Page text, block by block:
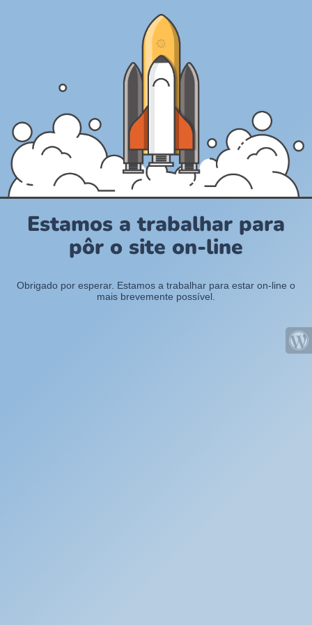
Estamos a trabalhar para
pôr o site on-line
Obrigado por esperar. Estamos a trabalhar para estar on-line o
mais brevemente possível.